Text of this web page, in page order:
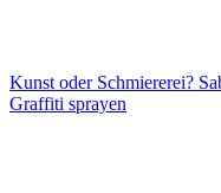
Kunst oder Schmiererei?
Graffiti sprayen